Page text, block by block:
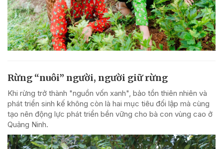
Rừng “nuôi” người, người giữ rừng
Khi rừng trở thành "nguồn vốn xanh", bảo tồn thiên nhiên và
phát triển sinh kế không còn là hai mục tiêu đối lập mà cùng
tạo nên động lực phát triển bền vững cho bà con vùng cao ở
Quảng Ninh.